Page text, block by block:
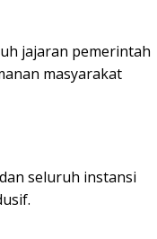
jajaran pemerintah
masyarakat
seluruh instansi